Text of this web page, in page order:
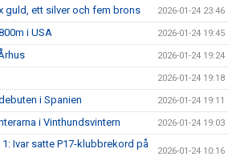
guld, ett silver och fem brons 2026-01-24 23:46
i USA 2026-01-24 19:45
2026-01-24 19:24
2026-01-24 19:18
i Spanien 2026-01-24 19:11
i Vinthundsvintern 2026-01-24 19:03
Ivar satte P17-klubbrekord på
2026-01-24 10:16